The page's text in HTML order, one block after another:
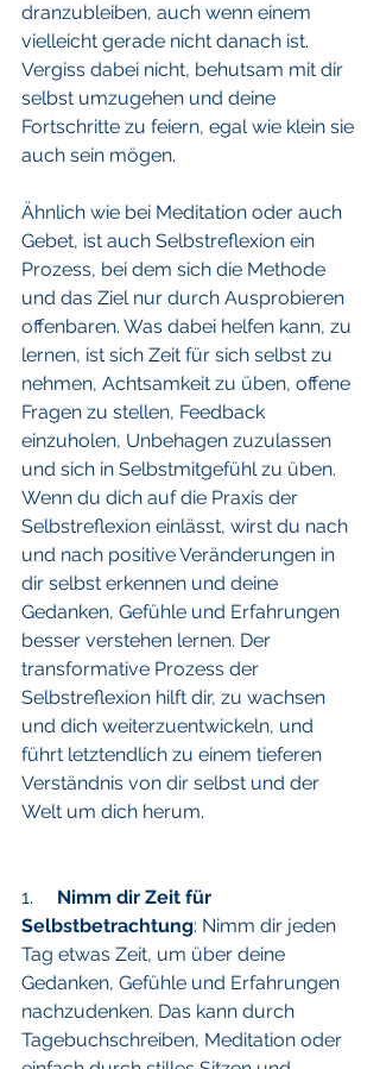
dranzubleiben, auch wenn einem
vielleicht gerade nicht danach ist.
Vergiss dabei nicht, behutsam mit dir
selbst umzugehen und deine
Fortschritte zu feiern, egal wie klein sie
auch sein mögen.
Ähnlich wie bei Meditation oder auch
Gebet, ist auch Selbstreflexion ein
Prozess, bei dem sich die Methode
und das Ziel nur durch Ausprobieren
offenbaren. Was dabei helfen kann, zu
lernen, ist sich Zeit für sich selbst zu
nehmen, Achtsamkeit zu üben, offene
Fragen zu stellen, Feedback
einzuholen, Unbehagen zuzulassen
und sich in Selbstmitgefühl zu üben.
Wenn du dich auf die Praxis der
Selbstreflexion einlässt, wirst du nach
und nach positive Veränderungen in
dir selbst erkennen und deine
Gedanken, Gefühle und Erfahrungen
besser verstehen lernen. Der
transformative Prozess der
Selbstreflexion hilft dir, zu wachsen
und dich weiterzuentwickeln, und
führt letztendlich zu einem tieferen
Verständnis von dir selbst und der
Welt um dich herum.
1. Nimm dir Zeit für
Selbstbetrachtung: Nimm dir jeden
Tag etwas Zeit, um über deine
Gedanken, Gefühle und Erfahrungen
nachzudenken. Das kann durch
Tagebuchschreiben, Meditation oder